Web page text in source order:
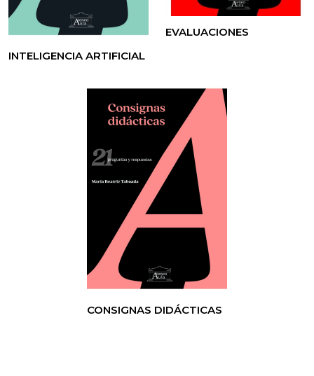
INTELIGENCIA ARTIFICIAL
EVALUACIONES
CONSIGNAS DIDÁCTICAS